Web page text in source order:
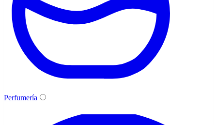
Perfumería